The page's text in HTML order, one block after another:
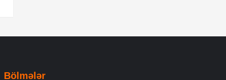
Bölmələr